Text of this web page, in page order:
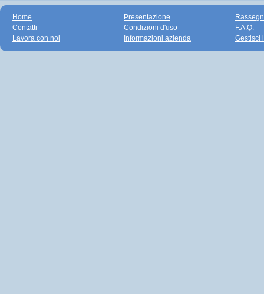
Home
Contatti
Lavora con noi
Presentazione
Condizioni d'uso
Informazioni azienda
F.A.Q.
Gestisci